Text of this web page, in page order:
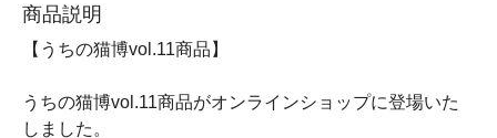
商品説明
【うちの猫博vol.11商品】
うちの猫博vol.11商品がオンラインショップに登場いた
しました。